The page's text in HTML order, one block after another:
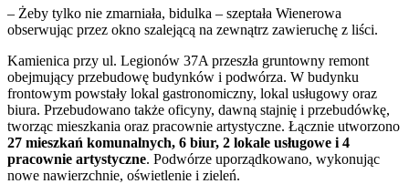
– Żeby tylko nie zmarniała, bidulka – szeptała Wienerowa
obserwując przez okno szalejącą na zewnątrz zawieruchę z liści.
Kamienica przy ul. Legionów 37A przeszła gruntowny remont
obejmujący przebudowę budynków i podwórza. W budynku
frontowym powstały lokal gastronomiczny, lokal usługowy oraz
biura. Przebudowano także oficyny, dawną stajnię i przebudówkę,
tworząc mieszkania oraz pracownie artystyczne. Łącznie utworzono
27 mieszkań komunalnych, 6 biur, 2 lokale usługowe i 4
pracownie artystyczne. Podwórze uporządkowano, wykonując
nowe nawierzchnie, oświetlenie i zieleń.